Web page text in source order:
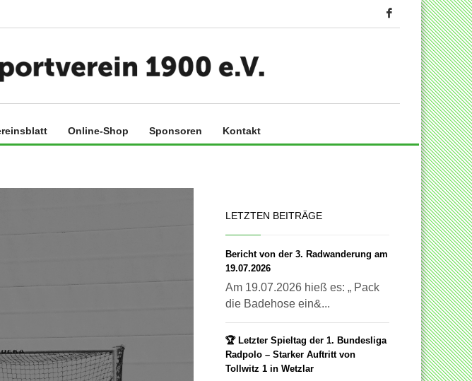
Online-Shop Sponsoren Kontakt
LETZTEN BEITRÄGE
Bericht von der 3. Radwanderung am
19.07.2026
Am 19.07.2026 hieß es: „ Pack
die Badehose ein&...
🏆 Letzter Spieltag der 1. Bundesliga
Radpolo – Starker Auftritt von
Tollwitz 1 in Wetzlar